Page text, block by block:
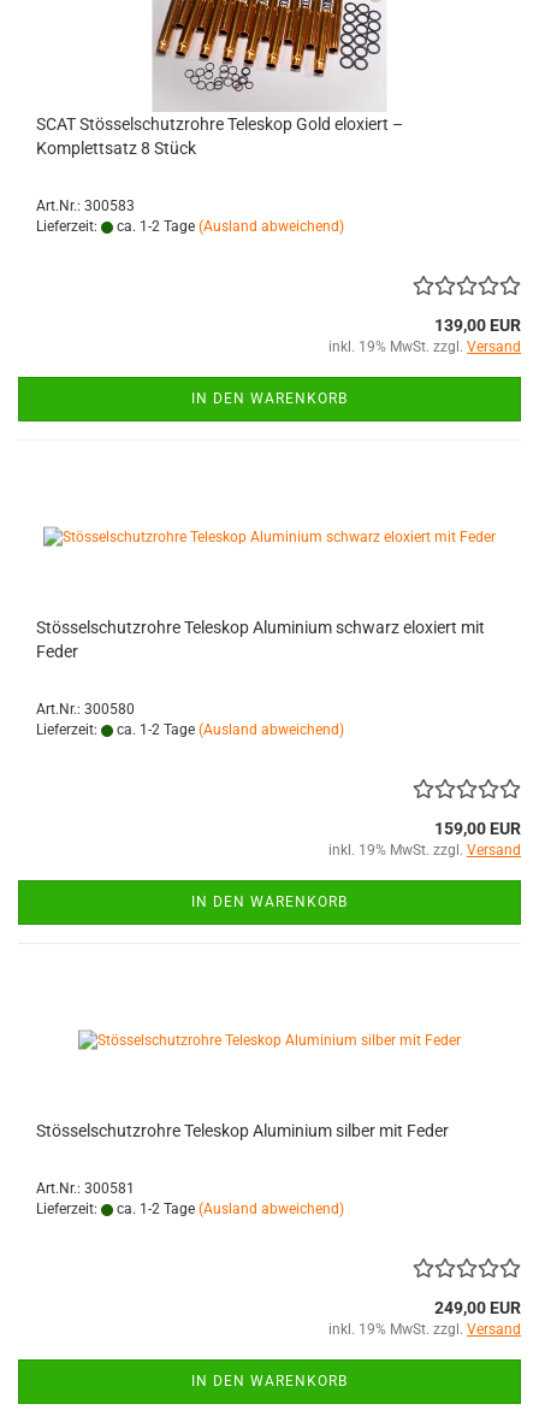
SCAT Stösselschutzrohre Teleskop Gold eloxiert –
Komplettsatz 8 Stück
Art.Nr.: 300583
Lieferzeit:
ca. 1-2 Tage (Ausland abweichend)
139,00 EUR
inkl. 19% MwSt. zzgl. Versand
IN DEN WARENKORB
Stösselschutzrohre Teleskop Aluminium schwarz eloxiert mit
Feder
Art.Nr.: 300580
Lieferzeit:
ca. 1-2 Tage (Ausland abweichend)
159,00 EUR
inkl. 19% MwSt. zzgl. Versand
IN DEN WARENKORB
Stösselschutzrohre Teleskop Aluminium silber mit Feder
Art.Nr.: 300581
Lieferzeit:
ca. 1-2 Tage (Ausland abweichend)
249,00 EUR
inkl. 19% MwSt. zzgl. Versand
IN DEN WARENKORB